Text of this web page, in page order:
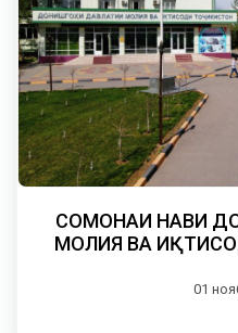
СОМОНАИ НАВИ
МОЛИЯ ВА
01